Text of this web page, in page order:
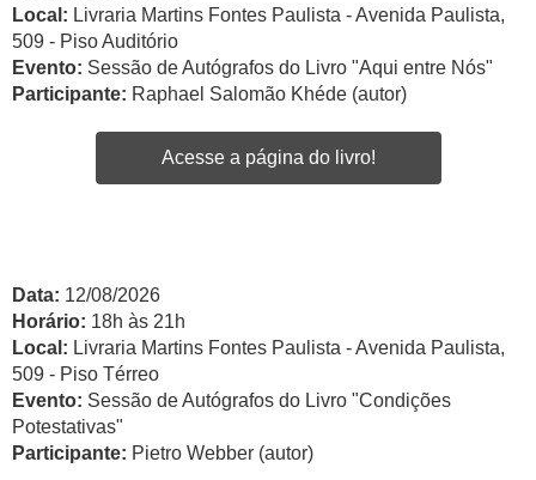
Local: Livraria Martins Fontes Paulista - Avenida Paulista,
509 - Piso Auditório
Evento: Sessão de Autógrafos do Livro "Aqui entre Nós"
Participante: Raphael Salomão Khéde (autor)
Acesse a página do livro!
Data: 12/08/2026
Horário: 18h às 21h
Local: Livraria Martins Fontes Paulista - Avenida Paulista,
509 - Piso Térreo
Evento: Sessão de Autógrafos do Livro "Condições
Potestativas"
Participante: Pietro Webber (autor)